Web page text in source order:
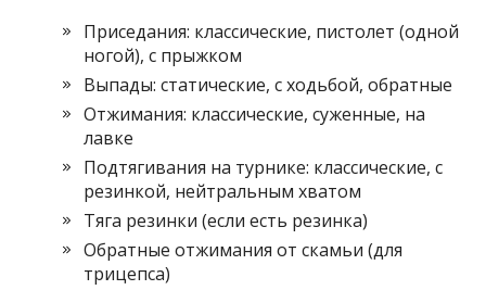
Приседания: классические, пистолет (одной
ногой), с прыжком
Выпады: статические, с ходьбой, обратные
Отжимания: классические, суженные, на
лавке
Подтягивания на турнике: классические, с
резинкой, нейтральным хватом
Тяга резинки (если есть резинка)
Обратные отжимания от скамьи (для
трицепса)